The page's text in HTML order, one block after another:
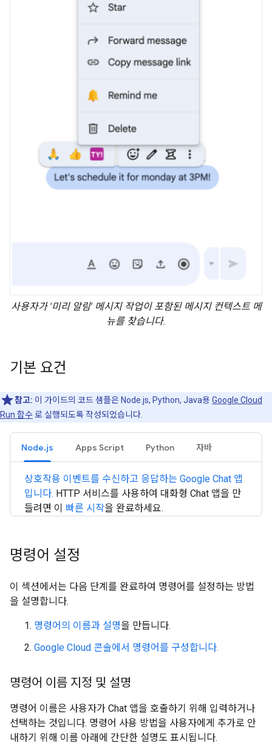
사용자가 '미리 알림' 메시지 작업이 포함된 메시지 컨텍스트 메
뉴를 찾습니다.
기본 요건
참고: 이 가이드의 코드 샘플은 Node.js, Python, Java용 Google Cloud
Run 함수 로 실행되도록 작성되었습니다.
Node.js Apps Script Python 자바
상호작용 이벤트를 수신하고 응답하는 Google Chat 앱
입니다. HTTP 서비스를 사용하여 대화형 Chat 앱을 만
들려면 이 빠른 시작을 완료하세요.
명령어 설정
이 섹션에서는 다음 단계를 완료하여 명령어를 설정하는 방법
을 설명합니다.
명령어의 이름과 설명을 만듭니다.
Google Cloud 콘솔에서 명령어를 구성합니다.
명령어 이름 지정 및 설명
명령어 이름은 사용자가 Chat 앱을 호출하기 위해 입력하거나
선택하는 것입니다. 명령어 사용 방법을 사용자에게 추가로 안
내하기 위해 이름 아래에 간단한 설명도 표시됩니다.